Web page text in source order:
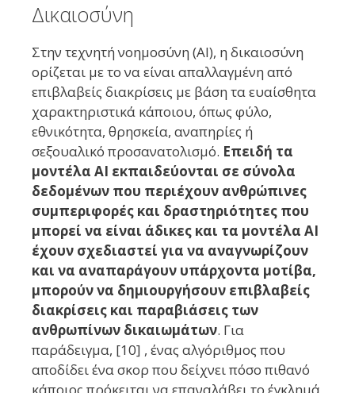
Δικαιοσύνη
Στην τεχνητή νοημοσύνη (AI), η δικαιοσύνη
ορίζεται με το να είναι απαλλαγμένη από
επιβλαβείς διακρίσεις με βάση τα ευαίσθητα
χαρακτηριστικά κάποιου, όπως φύλο,
εθνικότητα, θρησκεία, αναπηρίες ή
σεξουαλικό προσανατολισμό. Επειδή τα
μοντέλα AI εκπαιδεύονται σε σύνολα
δεδομένων που περιέχουν ανθρώπινες
συμπεριφορές και δραστηριότητες που
μπορεί να είναι άδικες και τα μοντέλα AI
έχουν σχεδιαστεί για να αναγνωρίζουν
και να αναπαράγουν υπάρχοντα μοτίβα,
μπορούν να δημιουργήσουν επιβλαβείς
διακρίσεις και παραβιάσεις των
ανθρωπίνων δικαιωμάτων. Για
παράδειγμα, [10] , ένας αλγόριθμος που
αποδίδει ένα σκορ που δείχνει πόσο πιθανό